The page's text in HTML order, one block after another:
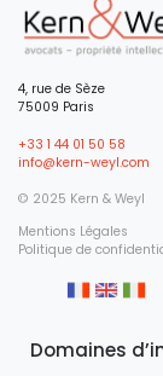
4, rue de Sèze
75009 Paris
+33 1 44 01 50 58
info@kern-weyl.com
© 2025 Kern & Weyl
Mentions Légales
Politique de
Domaines